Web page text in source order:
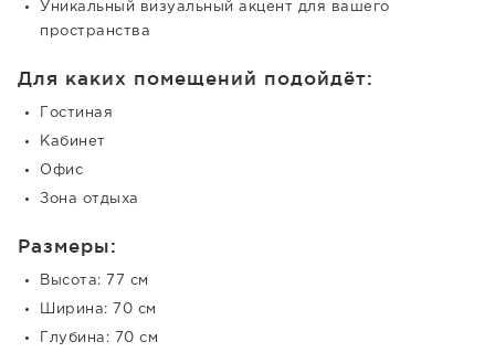
Уникальный визуальный акцент для вашего
пространства
Для каких помещений подойдёт:
Гостиная
Кабинет
Офис
Зона отдыха
Размеры:
Высота: 77 см
Ширина: 70 см
Глубина: 70 см